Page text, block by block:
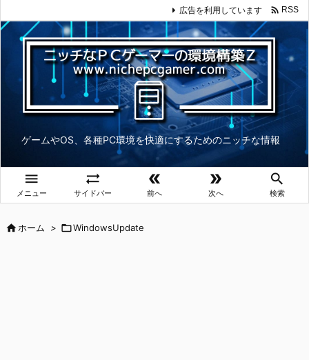
ゲームやOS、各種PC環境を快適にするためのニッチな情報

メニュー

サイドバー

前へ

次へ

検索
広告を利用しています  RSS
ホーム > WindowsUpdate